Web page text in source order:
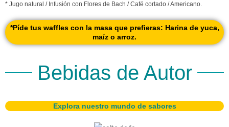
* Jugo natural / Infusión con Flores de Bach / Café cortado / Americano.
*Píde tus waffles con la masa que prefieras: Harina de yuca,
maíz o arroz.
Bebidas de Autor
Explora nuestro mundo de sabores